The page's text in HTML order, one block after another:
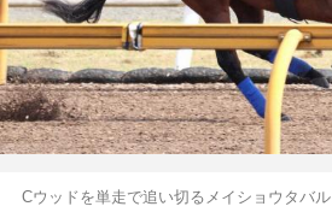
Cウッドを単走で追い切るメイショウタバル